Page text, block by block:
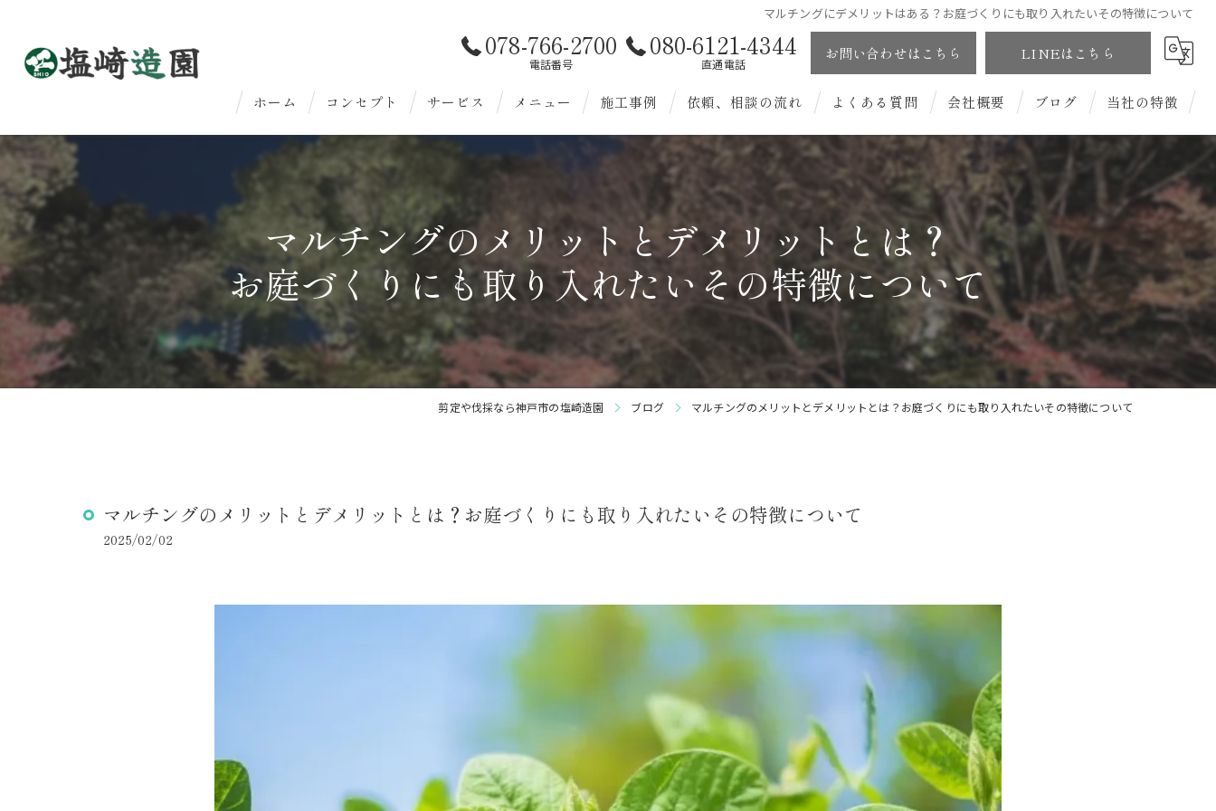
マルチングにデメリットはある？お庭づくりにも取り入れたいその特徴について
078-766-2700
電話番号
080-6121-4344
直通電話
お問い合わせはこちら LINEはこちら
ホーム コンセプト
はじめてのお客様へ
サービス
剪定
伐採
除草
植替
雑草対策
庭園管理
メニュー 施工事例 依頼、相談の流れ よくある質問 会社概要 ブログ 当社の特徴
和風庭園
洋風庭園
マルチングのメリットとデメリットとは？
お庭づくりにも取り入れたいその特徴について
剪定や伐採なら神戸市の塩崎造園 ブログ マルチングのメリットとデメリットとは？お庭づくりにも取り入れたいその特徴について
マルチングのメリットとデメリットとは？お庭づくりにも取り入れたいその特徴について
2025/02/02